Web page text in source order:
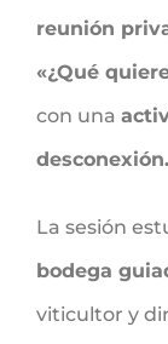
reunión
«¿Qué
con una
desconexión.
La sesión
bodega
viticultor y